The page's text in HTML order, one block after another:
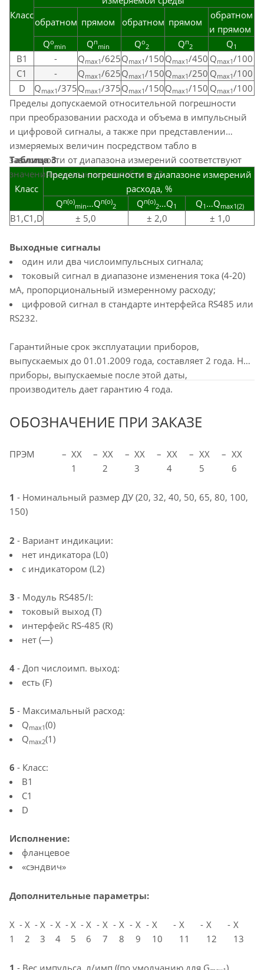
Класс
обратном прямом обратном прямом
обратном
и прямом
Qо
min Qп
min Qо
2 Qп
2 Q1
B1 - Qmax1/625Qmax1/150Qmax1/450 Qmax1/100
C1
- Qmax1/625Qmax1/150Qmax1/250 Qmax1/100
D
Qmax1/375Qmax1/375Qmax1/150Qmax1/150 Qmax1/100
Пределы допускаемой относительной погрешности
при преобразовании расхода и объема в импульсный
и цифровой сигналы, а также при представлении
измеряемых величин посредством табло в
зависимости от диапазона измерений соответствуют
значениям, указанным в таблице 3.
Таблица 3
Класс
Пределы погрешности в диапазоне измерений
расхода, %
Qп(о)
min…Qп(о)
2 Qп(о)
2…Q1 Q1 …Qmax1(2)
В1,С1,D ± 5,0 ± 2,0 ± 1,0
Выходные сигналы
один или два числоимпульсных сигнала;
токовый сигнал в диапазоне изменения тока (4-20)
мА, пропорциональный измеренному расходу;
цифровой сигнал в стандарте интерфейса RS485 или
RS232.
Гарантийные срок эксплуатации приборов,
выпускаемых до 01.01.2009 года, составляет 2 года. На
приборы, выпускаемые после этой даты,
производитель дает гарантию 4 года.
ОБОЗНАЧЕНИЕ ПРИ ЗАКАЗЕ
ПРЭМ – ХХ – ХX – ХХ – ХX – ХХ – ХХ
1
2 3 4 5 6
1 - Номинальный размер ДУ (20, 32, 40, 50, 65, 80, 100,
150)
2 - Вариант индикации:
нет индикатора (L0)
с индикатором (L2)
3 - Модуль RS485/I:
токовый выход (T)
интерфейс RS-485 (R)
нет (—)
4 - Доп числоимп. выход:
есть (F)
5 - Максимальный расход:
Qmax1(0)
Qmax2(1)
6 - Класс:
B1
C1
D
Исполнение:
фланцевое
«сэндвич»
Дополнительные параметры:
X - X - X - X - X - X - X - X - X - X - X - X - X
1
2 3 4 5 6 7 8 9 10 11 12 13